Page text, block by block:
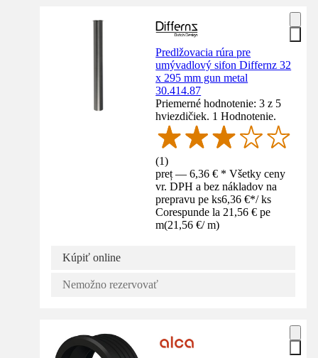
Predlžovacia rúra pre
umývadlový sifon Differnz 32
x 295 mm gun metal
30.414.87
Priemerné hodnotenie: 3 z 5
hviezdičiek. 1 Hodnotenie.
(1)
preț — 6,36 € * Všetky ceny
vr. DPH a bez nákladov na
prepravu pe ks6,36 €*/ ks
Corespunde la 21,56 € pe
m(21,56 €/ m)
Kúpiť online
Nemožno rezervovať